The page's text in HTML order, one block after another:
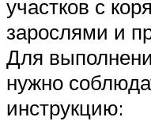
участков с
зарослями и
Для
нужно
инструкцию: